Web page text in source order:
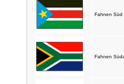
Fahnen Süd
Fahnen